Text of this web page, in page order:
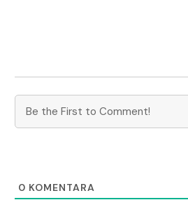
0 KOMENTARA